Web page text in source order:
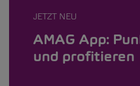
JETZT NEU
AMAG App:
und profitieren